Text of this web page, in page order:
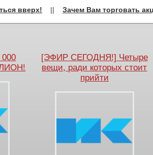
вверх! || Зачем Вам торговать
[ЭФИР СЕГОДНЯ!] Четыре
вещи, ради которых стоит
прийти